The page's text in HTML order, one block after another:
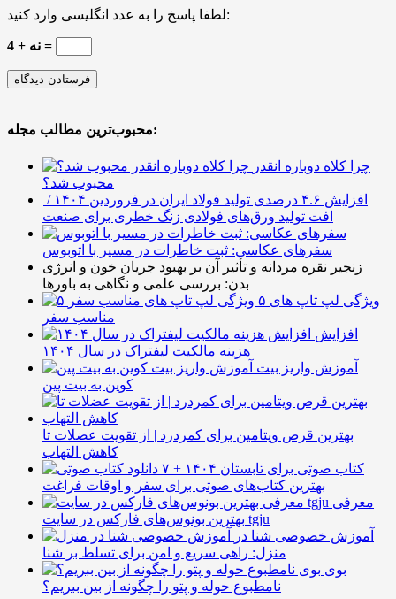
لطفا پاسخ را به عدد انگلیسی وارد کنید:
4 + نه =
محبوب‌ترین مطالب مجله:
چرا کلاه دوباره انقدر
محبوب شد؟
افزایش ۴.۶ درصدی تولید فولاد ایران در فروردین ۱۴۰۴ /
افت تولید ورق‌های فولادی زنگ خطری برای صنعت
سفرهای عکاسی: ثبت خاطرات در مسیر با اتوبوس
زنجیر نقره مردانه و تأثیر آن بر بهبود جریان خون و انرژی
بدن: بررسی علمی و نگاهی به باورها
۵ ویژگی لپ تاپ های
مناسب سفر
افزایش
هزینه مالکیت لیفتراک در سال ۱۴۰۴
آموزش واریز بیت
کوین به بیت پین
بهترین قرص ویتامین برای کمردرد | از تقویت عضلات تا
کاهش التهاب
۷ کتاب صوتی برای تابستان ۱۴۰۴ +
بهترین کتاب‌های صوتی برای سفر و اوقات فراغت
معرفی
بهترین بونوس‌های فارکس در سایت tgju
آموزش خصوصی شنا در
منزل: راهی سریع و امن برای تسلط بر شنا
بوی
نامطبوع حوله و پتو را چگونه از بین ببریم؟